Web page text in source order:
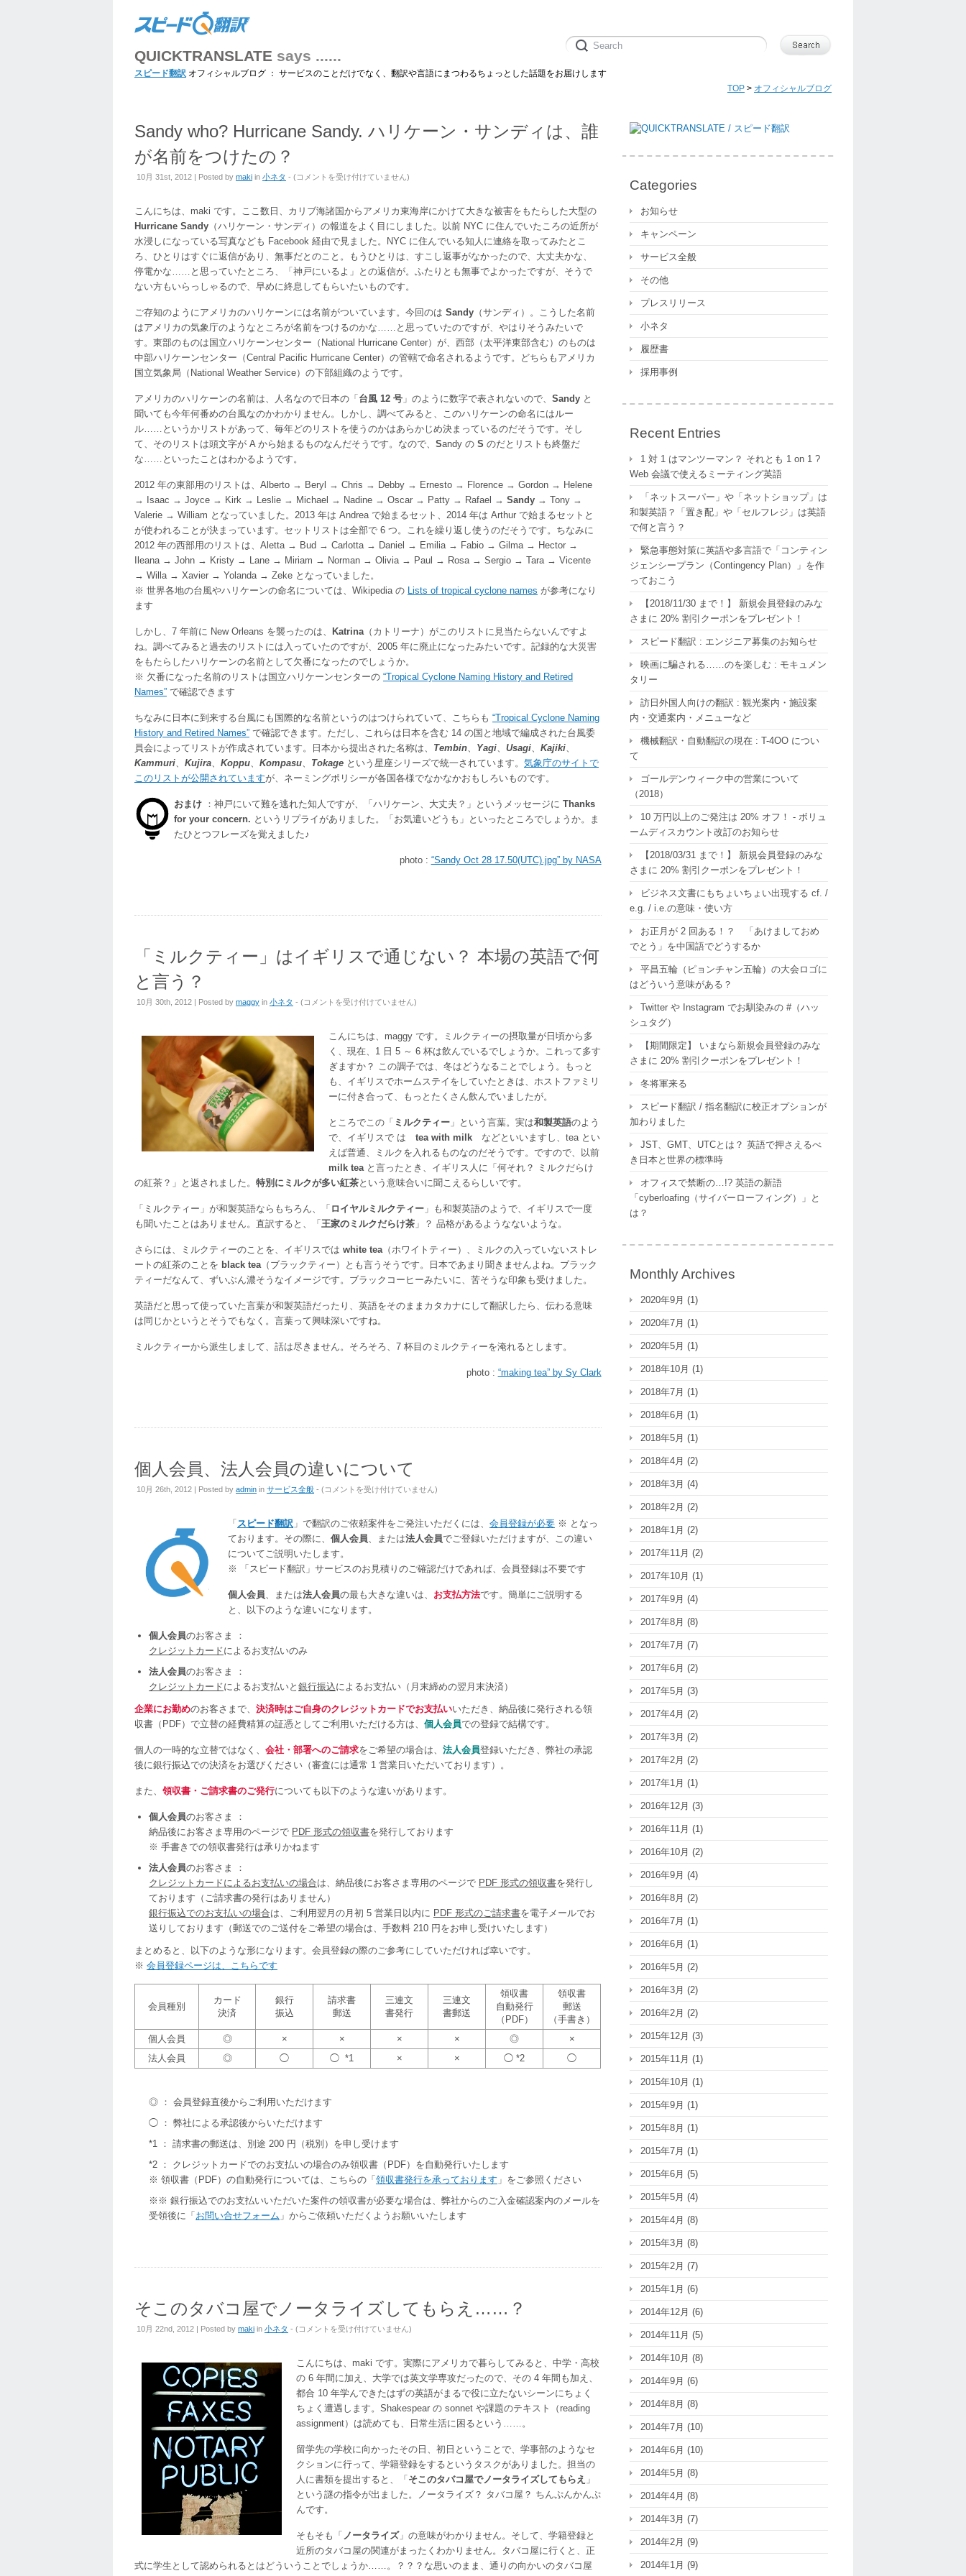
QUICKTRANSLATE says ......
スピード翻訳 オフィシャルブログ ： サービスのことだけでなく、翻訳や言語にまつわるちょっとした話題をお届けします
TOP > オフィシャルブログ
Sandy who? Hurricane Sandy. ハリケーン・サンディは、誰
が名前をつけたの？
10月 31st, 2012 | Posted by maki in 小ネタ - (Sandy
Hurricane
Sandy.
リ
ケ
ー
サ
ン
デ
ィ
は、
が
名
前
を
つ
コメントを受け付けていません)
こんにちは、maki です。ここ数日、カリブ海諸国からアメリカ東海岸にかけて大きな被害をもたらした大型の
Hurricane Sandy （ハリケーン・サンディ）の報道をよく目にしました。以前 NYC に住んでいたころの近所が
水浸しになっている写真なども Facebook 経由で見ました。NYC に住んでいる知人に連絡を取ってみたとこ
ろ、ひとりはすぐに返信があり、無事だとのこと。もうひとりは、すこし返事がなかったので、大丈夫かな、
停電かな……と思っていたところ、「神戸にいるよ」との返信が。ふたりとも無事でよかったですが、そうで
ない方もいらっしゃるので、早めに終息してもらいたいものです。
ご存知のようにアメリカのハリケーンには名前がついています。今回のは Sandy （サンディ）。こうした名前
はアメリカの気象庁のようなところが名前をつけるのかな……と思っていたのですが、やはりそうみたいで
す。東部のものは国立ハリケーンセンター（National Hurricane Center）が、西部（太平洋東部含む）のものは
中部ハリケーンセンター（Central Pacific Hurricane Center）の管轄で命名されるようです。どちらもアメリカ
国立気象局（National Weather Service）の下部組織のようです。
アメリカのハリケーンの名前は、人名なので日本の「 台風 12 号 」のように数字で表されないので、 Sandy と
聞いても今年何番めの台風なのかわかりません。しかし、調べてみると、このハリケーンの命名にはルー
ル……というかリストがあって、毎年どのリストを使うのかはあらかじめ決まっているのだそうです。そし
て、そのリストは頭文字が A から始まるものなんだそうです。なので、 Sandy の S のだとリストも終盤だ
な……といったことはわかるようです。
2012 年の東部用のリストは、Alberto → Beryl → Chris → Debby → Ernesto → Florence → Gordon → Helene
→ Isaac → Joyce → Kirk → Leslie → Michael → Nadine → Oscar → Patty → Rafael → Sandy → Tony →
Valerie → William となっていました。2013 年は Andrea で始まるセット、2014 年は Arthur で始まるセットと
が使われることが決まっています。セットリストは全部で 6 つ。これを繰り返し使うのだそうです。ちなみに
2012 年の西部用のリストは、Aletta → Bud → Carlotta → Daniel → Emilia → Fabio → Gilma → Hector →
Ileana → John → Kristy → Lane → Miriam → Norman → Olivia → Paul → Rosa → Sergio → Tara → Vicente
→ Willa → Xavier → Yolanda → Zeke となっていました。
※ 世界各地の台風やハリケーンの命名については、Wikipedia の Lists of tropical cyclone names が参考になり
ます
しかし、7 年前に New Orleans を襲ったのは、 Katrina（カトリーナ）がこのリストに見当たらないんですよ
ね。調べてみると過去のリストには入っていたのですが、2005 年に廃止になったみたいです。記録的な大災害
をもたらしたハリケーンの名前として欠番になったのでしょうか。
※ 欠番になった名前のリストは国立ハリケーンセンターの “Tropical Cyclone Naming History and Retired
Names” で確認できます
ちなみに日本に到来する台風にも国際的な名前というのはつけられていて、こちらも “Tropical Cyclone Naming
History and Retired Names” で確認できます。ただし、これらは日本を含む 14 の国と地域で編成された台風委
員会によってリストが作成されています。日本から提出された名称は、 Tembin、 Yagi、 Usagi、 Kajiki、
Kammuri、 Kujira、 Koppu、 Kompasu、 Tokage という星座シリーズで統一されています。 気象庁のサイトで
このリストが公開されていますが、ネーミングポリシーが各国各様でなかなかおもしろいものです。
おまけ ：神戸にいて難を逃れた知人ですが、「ハリケーン、大丈夫？」というメッセージに Thanks
for your concern. というリプライがありました。「お気遣いどうも」といったところでしょうか。ま
たひとつフレーズを覚えました♪
photo : “Sandy Oct 28 17.50(UTC).jpg” by NASA
「ミルクティー」はイギリスで通じない？ 本場の英語で何
と言う？
10月 30th, 2012 | Posted by maggy in 小ネタ - (「ミ
ィ
ー」
は
イ
リ
ス
通
な
い？
場
の
語
で
と
コメントを受け付けていません)
こんにちは、maggy です。ミルクティーの摂取量が日頃から多
く、現在、1 日 5 ～ 6 杯は飲んでいるでしょうか。これって多す
ぎますか？ この調子では、冬はどうなることでしょう。もっと
も、イギリスでホームステイをしていたときは、ホストファミリ
ーに付き合って、もっとたくさん飲んでいましたが。
ところでこの「 ミルクティー 」という言葉。実は和製英語のよう
で、イギリスで は tea with milk などといいますし、tea とい
えば普通、ミルクを入れるものなのだそうです。ですので、以前
milk teaと言ったとき、イギリス人に「何それ？ ミルクだらけ
の紅茶？」と返されました。 特別にミルクが多い紅茶という意味合いに聞こえるらしいです。
「ミルクティー」が和製英語ならもちろん、「 ロイヤルミルクティー 」も和製英語のようで、イギリスで一度
も聞いたことはありません。直訳すると、「 王家のミルクだらけ茶 」？ 品格があるようなないような。
さらには、ミルクティーのことを、イギリスでは white tea（ホワイトティー）、ミルクの入っていないストレ
ートの紅茶のことを black tea（ブラックティー）とも言うそうです。日本であまり聞きませんよね。ブラック
ティーだなんて、ずいぶん濃そうなイメージです。ブラックコーヒーみたいに、苦そうな印象も受けました。
英語だと思って使っていた言葉が和製英語だったり、英語をそのままカタカナにして翻訳したら、伝わる意味
は同じかというとそうでもなく。言葉って興味深いですね。
ミルクティーから派生しまして、話は尽きません。そろそろ、7 杯目のミルクティーを淹れるとします。
photo : “making tea” by Sy Clark
個人会員、法人会員の違いについて
10月 26th, 2012 | Posted by admin in サービス全般 - (個
会
員、
法
員
の
い
は
コメントを受け付けていません)
「 スピード翻訳 」で翻訳のご依頼案件をご発注いただくには、 会員登録が必要 ※ となっ
ております。その際に、 個人会員、または法人会員でご登録いただけますが、この違い
についてご説明いたします。
※ 「スピード翻訳」サービスのお見積りのご確認だけであれば、会員登録は不要です
個人会員、または法人会員の最も大きな違いは、 お支払方法です。簡単にご説明する
と、以下のような違いになります。
個人会員のお客さま ：
クレジットカードによるお支払いのみ
法人会員のお客さま ：
クレジットカードによるお支払いと 銀行振込によるお支払い（月末締めの翌月末決済）
企業にお勤めのお客さまで、 決済時はご自身のクレジットカードでお支払いいただき、納品後に発行される領
収書（PDF）で立替の経費精算の証憑としてご利用いただける方は、 個人会員での登録で結構です。
個人の一時的な立替ではなく、 会社・部署へのご請求をご希望の場合は、 法人会員登録いただき、弊社の承認
後に銀行振込での決済をお選びください（審査には通常 1 営業日いただいております）。
また、 領収書・ご請求書のご発行についても以下のような違いがあります。
個人会員のお客さま ：
納品後にお客さま専用のページで PDF 形式の領収書を発行しております
※ 手書きでの領収書発行は承りかねます
法人会員のお客さま ：
クレジットカードによるお支払いの場合は、納品後にお客さま専用のページで PDF 形式の領収書を発行し
ております（ご請求書の発行はありません）
銀行振込でのお支払いの場合は、ご利用翌月の月初 5 営業日以内に PDF 形式のご請求書を電子メールでお
送りしております（郵送でのご送付をご希望の場合は、手数料 210 円をお申し受けいたします）
まとめると、以下のような形になります。会員登録の際のご参考にしていただければ幸いです。
※ 会員登録ページは、こちらです
会員種別
カード
決済
銀行
振込
請求書
郵送
三連文
書発行
三連文
書郵送
領収書
自動発行
（PDF）
領収書
郵送
（手書き）
個人会員
◎ × × × × ◎
×
法人会員
◎ ◯ ◯ *1 × × ◯ *2 ◯
◎ ： 会員登録直後からご利用いただけます
◯ ： 弊社による承認後からいただけます
*1 ： 請求書の郵送は、別途 200 円（税別）を申し受けます
*2 ： クレジットカードでのお支払いの場合のみ領収書（PDF）を自動発行いたします
※ 領収書（PDF）の自動発行については、こちらの「 領収書発行を承っております 」をご参照ください
※※ 銀行振込でのお支払いいただいた案件の領収書が必要な場合は、弊社からのご入金確認案内のメールを
受領後に「 お問い合せフォーム 」からご依頼いただくようお願いいたします
そこのタバコ屋でノータライズしてもらえ……？
10月 22nd, 2012 | Posted by maki in 小ネタ - (そ
バ
ノ
ー
タ
ラ
イ
し
て
も
コメントを受け付けていません)
こんにちは、maki です。実際にアメリカで暮らしてみると、中学・高校
の 6 年間に加え、大学では英文学専攻だったので、その 4 年間も加え、
都合 10 年学んできたはずの英語がまるで役に立たないシーンにちょく
ちょく遭遇します。Shakespear の sonnet や課題のテキスト（reading
assignment）は読めても、日常生活に困るという……。
留学先の学校に向かったその日、初日ということで、学事部のようなセ
クションに行って、学籍登録をするというタスクがありました。担当の
人に書類を提出すると、「 そこのタバコ屋でノータライズしてもらえ 」
という謎の指令が出ました。ノータライズ？ タバコ屋？ ちんぷんかんぷ
んです。
そもそも「 ノータライズ」の意味がわかりません。そして、学籍登録と
近所のタバコ屋の関連がまったくわかりません。タバコ屋に行くと、正
式に学生として認められるとはどういうことでしょうか……。？？？な思いのまま、通りの向かいのタバコ屋
Categories
お知らせ
キャンペーン
サービス全般
その他
プレスリリース
小ネタ
履歴書
採用事例
Recent Entries
1 対 1 はマンツーマン？ それとも 1 on 1 ?
Web 会議で使えるミーティング英語
「ネットスーパー」や「ネットショップ」は
和製英語？「置き配」や「セルフレジ」は英語
で何と言う？
緊急事態対策に英語や多言語で「コンティン
ジェンシープラン（Contingency Plan）」を作
っておこう
【2018/11/30 まで！】 新規会員登録のみな
さまに 20% 割引クーポンをプレゼント！
スピード翻訳 : エンジニア募集のお知らせ
映画に騙される……のを楽しむ : モキュメン
タリー
訪日外国人向けの翻訳 : 観光案内・施設案
内・交通案内・メニューなど
機械翻訳・自動翻訳の現在 : T-4OO につい
て
ゴールデンウィーク中の営業について
（2018）
10 万円以上のご発注は 20% オフ！ - ボリュ
ームディスカウント改訂のお知らせ
【2018/03/31 まで！】 新規会員登録のみな
さまに 20% 割引クーポンをプレゼント！
ビジネス文書にもちょいちょい出現する cf. /
e.g. / i.e.の意味・使い方
お正月が 2 回ある！？ 「あけましておめ
でとう」を中国語でどうするか
平昌五輪（ピョンチャン五輪）の大会ロゴに
はどういう意味がある？
Twitter や Instagram でお馴染みの #（ハッ
シュタグ）
【期間限定】 いまなら新規会員登録のみな
さまに 20% 割引クーポンをプレゼント！
冬将軍来る
スピード翻訳 / 指名翻訳に校正オプションが
加わりました
JST、GMT、UTCとは？ 英語で押さえるべ
き日本と世界の標準時
オフィスで禁断の…!? 英語の新語
「cyberloafing（サイバーローフィング）」と
は？
Monthly Archives
2020年9月 (1)
2020年7月 (1)
2020年5月 (1)
2018年10月 (1)
2018年7月 (1)
2018年6月 (1)
2018年5月 (1)
2018年4月 (2)
2018年3月 (4)
2018年2月 (2)
2018年1月 (2)
2017年11月 (2)
2017年10月 (1)
2017年9月 (4)
2017年8月 (8)
2017年7月 (7)
2017年6月 (2)
2017年5月 (3)
2017年4月 (2)
2017年3月 (2)
2017年2月 (2)
2017年1月 (1)
2016年12月 (3)
2016年11月 (1)
2016年10月 (2)
2016年9月 (4)
2016年8月 (2)
2016年7月 (1)
2016年6月 (1)
2016年5月 (2)
2016年3月 (2)
2016年2月 (2)
2015年12月 (3)
2015年11月 (1)
2015年10月 (1)
2015年9月 (1)
2015年8月 (1)
2015年7月 (1)
2015年6月 (5)
2015年5月 (4)
2015年4月 (8)
2015年3月 (8)
2015年2月 (7)
2015年1月 (6)
2014年12月 (6)
2014年11月 (5)
2014年10月 (8)
2014年9月 (6)
2014年8月 (8)
2014年7月 (10)
2014年6月 (10)
2014年5月 (8)
2014年4月 (8)
2014年3月 (7)
2014年2月 (9)
2014年1月 (9)